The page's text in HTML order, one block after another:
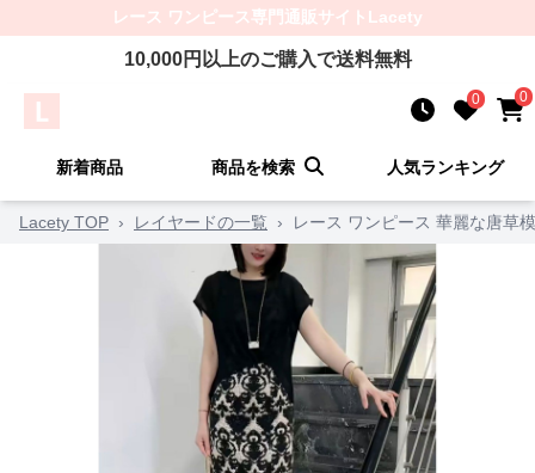
レース ワンピース専門通販サイト Lacety
10,000円以上のご購入で送料無料
0 0
新着商品 商品を検索 人気ランキング
Lacety TOP › レイヤードの一覧 › レース ワンピース 華麗な唐草